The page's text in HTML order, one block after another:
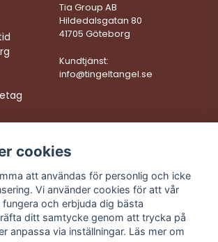
Tia Group AB
Hildedalsgatan 80
41705 Göteborg
Kundtjänst:
info@tingeltangel.se
Vi levererar:
Snabba leveranser
Trygga köp
Fri frakt över 499:-
Trevlig kundtjänst
cookies
att användas för personlig och icke
Vi använder cookies för att vår
och erbjuda dig bästa
ditt samtycke genom att trycka på
anpassa via inställningar. Läs mer om